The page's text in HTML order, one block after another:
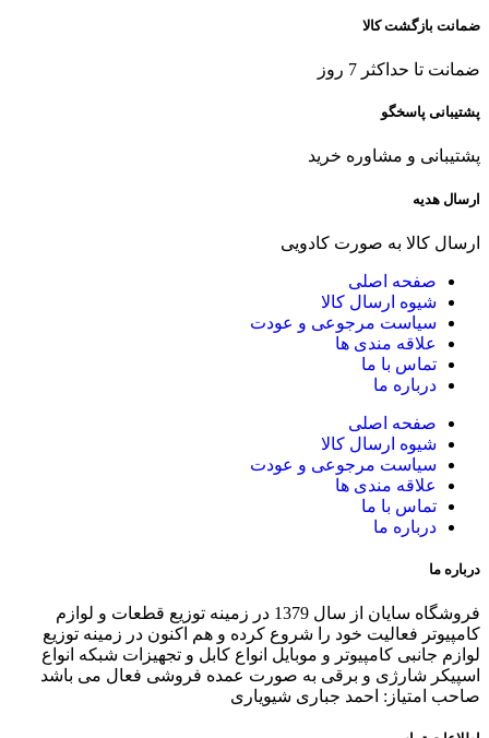
ضمانت بازگشت کالا
ضمانت تا حداکثر 7 روز
پشتیبانی پاسخگو
پشتیبانی و مشاوره خرید
ارسال هدیه
ارسال کالا به صورت کادویی
صفحه اصلی
شیوه ارسال کالا
سیاست مرجوعی و عودت
علاقه مندی ها
تماس با ما
درباره ما
صفحه اصلی
شیوه ارسال کالا
سیاست مرجوعی و عودت
علاقه مندی ها
تماس با ما
درباره ما
درباره ما
فروشگاه سایان از سال 1379 در زمینه توزیع قطعات و لوازم
کامپیوتر فعالیت خود را شروع کرده و هم اکنون در زمینه توزیع
لوازم جانبی کامپیوتر و موبایل انواع کابل و تجهیزات شبکه انواع
اسپیکر شارژی و برقی به صورت عمده فروشی فعال می باشد
صاحب امتیاز: احمد جباری شیویاری